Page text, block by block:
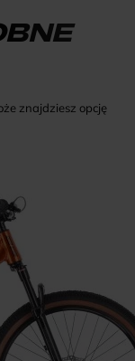
znajdziesz opcję